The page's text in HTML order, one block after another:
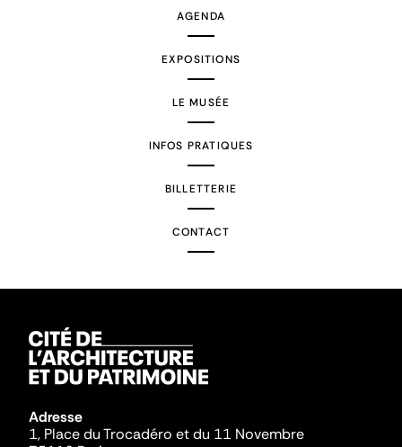
AGENDA
EXPOSITIONS
LE MUSÉE
INFOS PRATIQUES
BILLETTERIE
CONTACT
Adresse
1, Place du Trocadéro et du 11 Novembre